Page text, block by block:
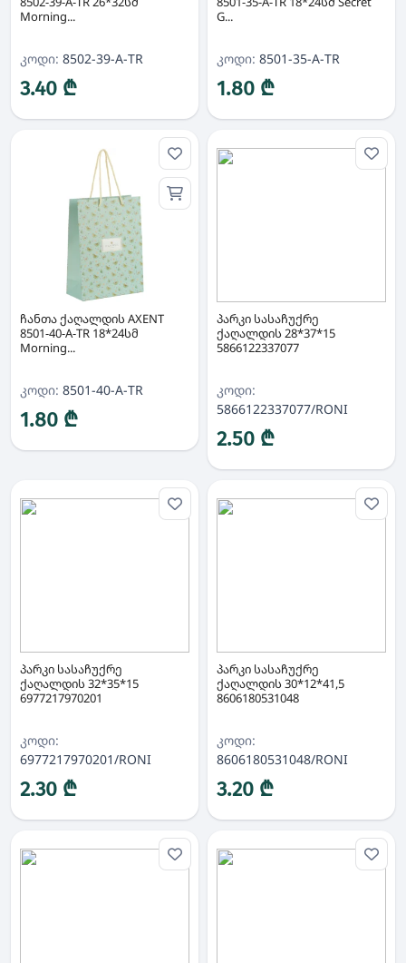
Morning...
კოდი: 8502-39-A-TR
3.40 ₾
G...
კოდი: 8501-35-A-TR
1.80 ₾
ჩანთა ქაღალდის AXENT
8501-40-A-TR 18*24სმ
Morning...
კოდი: 8501-40-A-TR
1.80 ₾
პარკი სასაჩუქრე
ქაღალდის 28*37*15
5866122337077
კოდი:
5866122337077/RONI
2.50 ₾
პარკი სასაჩუქრე
ქაღალდის 32*35*15
6977217970201
კოდი:
6977217970201/RONI
2.30 ₾
პარკი სასაჩუქრე
ქაღალდის 30*12*41,5
8606180531048
კოდი:
8606180531048/RONI
3.20 ₾